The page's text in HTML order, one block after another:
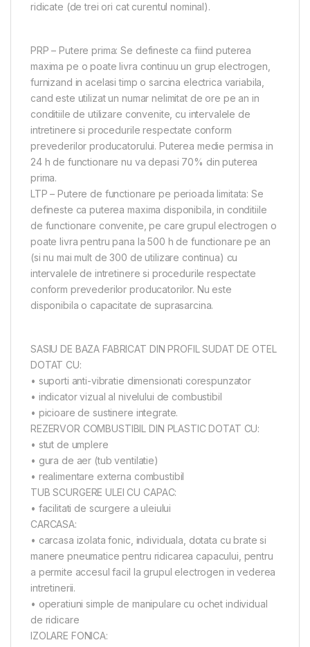
ridicate (de trei ori cat curentul nominal).
PRP – Putere prima: Se defineste ca fiind puterea
maxima pe o poate livra continuu un grup electrogen,
furnizand in acelasi timp o sarcina electrica variabila,
cand este utilizat un numar nelimitat de ore pe an in
conditiile de utilizare convenite, cu intervalele de
intretinere si procedurile respectate conform
prevederilor producatorului. Puterea medie permisa in
24 h de functionare nu va depasi 70% din puterea
prima.
LTP – Putere de functionare pe perioada limitata: Se
defineste ca puterea maxima disponibila, in conditiile
de functionare convenite, pe care grupul electrogen o
poate livra pentru pana la 500 h de functionare pe an
(si nu mai mult de 300 de utilizare continua) cu
intervalele de intretinere si procedurile respectate
conform prevederilor producatorilor. Nu este
disponibila o capacitate de suprasarcina.
SASIU DE BAZA FABRICAT DIN PROFIL SUDAT DE OTEL
DOTAT CU:
• suporti anti-vibratie dimensionati corespunzator
• indicator vizual al nivelului de combustibil
• picioare de sustinere integrate.
REZERVOR COMBUSTIBIL DIN PLASTIC DOTAT CU:
• stut de umplere
• gura de aer (tub ventilatie)
• realimentare externa combustibil
TUB SCURGERE ULEI CU CAPAC:
• facilitati de scurgere a uleiului
CARCASA:
• carcasa izolata fonic, individuala, dotata cu brate si
manere pneumatice pentru ridicarea capacului, pentru
a permite accesul facil la grupul electrogen in vederea
intretinerii.
• operatiuni simple de manipulare cu ochet individual
de ridicare
IZOLARE FONICA: